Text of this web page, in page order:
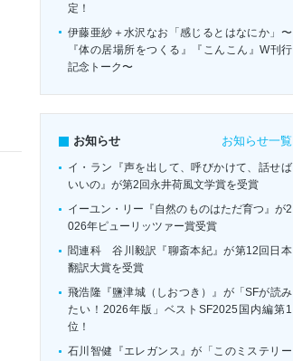
定！
伊藤亜紗＋水沢なお「感じるとはなにか」〜
『体の居場所をつくる』『こんこん』W刊行
記念トーク〜
お知らせ お知らせ一覧
イ・ラン『声を出して、呼びかけて、話せば
いいの』が第2回永井荷風文学賞を受賞
イーユン・リー『自然のものはただ育つ』が2
026年ピューリッツァー賞受賞
閻連科 谷川毅訳『聊斎本紀』が第12回日本
翻訳大賞を受賞
飛浩隆『鹽津城（しおつき）』が「SFが読み
たい！2026年版」ベストSF2025国内編第1
位！
石川智健『エレガンス』が「このミステリー